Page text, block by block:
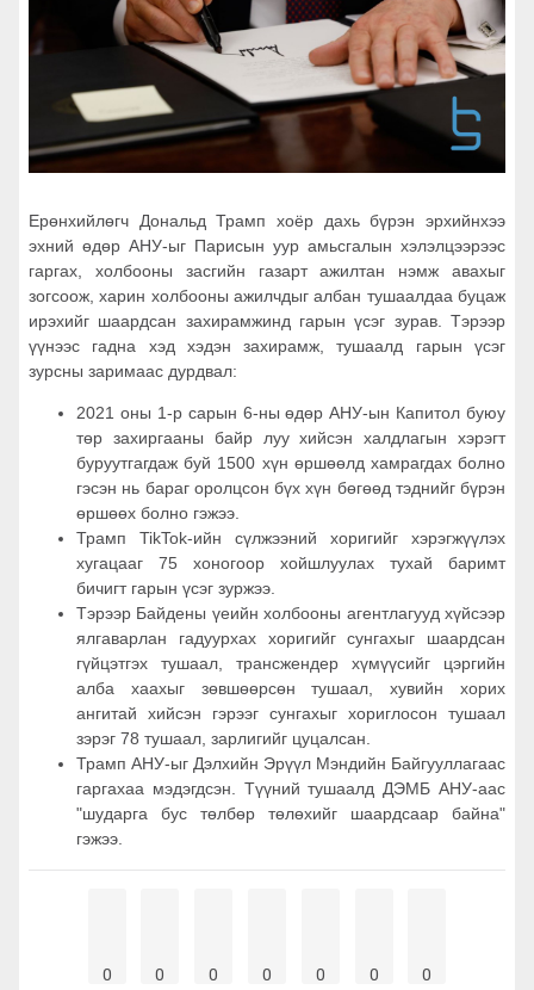
Ерөнхийлөгч Дональд Трамп хоёр дахь бүрэн эрхийнхээ
эхний өдөр АНУ-ыг Парисын уур амьсгалын хэлэлцээрээс
гаргах, холбооны засгийн газарт ажилтан нэмж авахыг
зогсоож, харин холбооны ажилчдыг албан тушаалдаа буцаж
ирэхийг шаардсан захирамжинд гарын үсэг зурав. Тэрээр
үүнээс гадна хэд хэдэн захирамж, тушаалд гарын үсэг
зурсны заримаас дурдвал:
2021 оны 1-р сарын 6-ны өдөр АНУ-ын Капитол буюу
төр захиргааны байр луу хийсэн халдлагын хэрэгт
буруутгагдаж буй 1500 хүн өршөөлд хамрагдах болно
гэсэн нь бараг оролцсон бүх хүн бөгөөд тэднийг бүрэн
өршөөх болно гэжээ.
Трамп TikTok-ийн сүлжээний хоригийг хэрэгжүүлэх
хугацааг 75 хоногоор хойшлуулах тухай баримт
бичигт гарын үсэг зуржээ.
Тэрээр Байдены үеийн холбооны агентлагууд хүйсээр
ялгаварлан гадуурхах хоригийг сунгахыг шаардсан
гүйцэтгэх тушаал, трансжендер хүмүүсийг цэргийн
алба хаахыг зөвшөөрсөн тушаал, хувийн хорих
ангитай хийсэн гэрээг сунгахыг хориглосон тушаал
зэрэг 78 тушаал, зарлигийг цуцалсан.
Трамп АНУ-ыг Дэлхийн Эрүүл Мэндийн Байгууллагаас
гаргахаа мэдэгдсэн. Түүний тушаалд ДЭМБ АНУ-аас
"шударга бус төлбөр төлөхийг шаардсаар байна"
гэжээ.
0 0 0 0 0 0 0